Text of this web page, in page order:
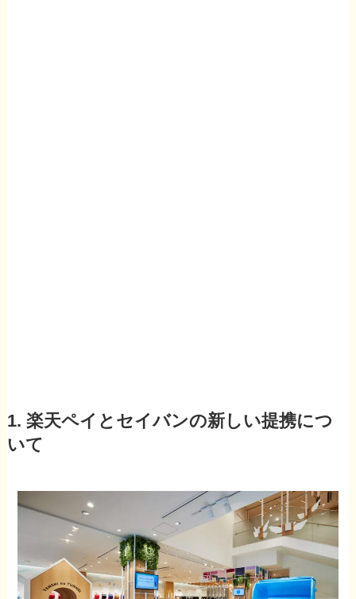
1. 楽天ペイとセイバンの新しい提携につ
いて